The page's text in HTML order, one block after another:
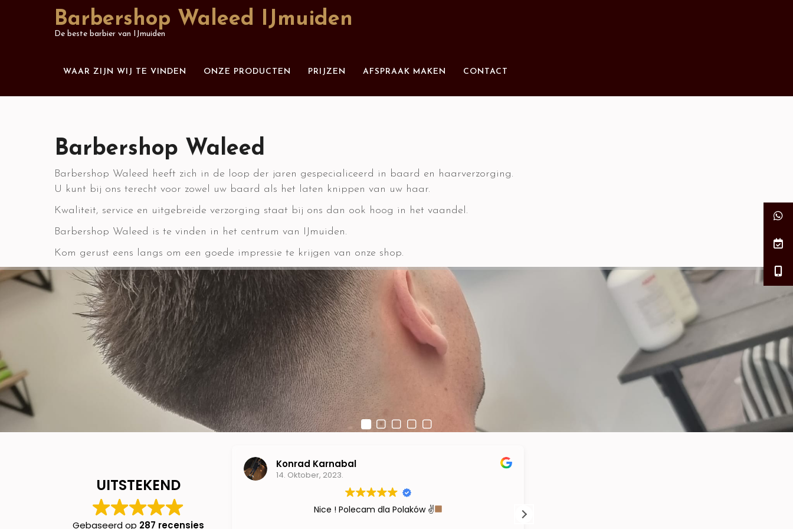
Barbershop Waleed IJmuiden
De beste barbier van IJmuiden
WAAR ZIJN WIJ TE VINDEN ONZE PRODUCTEN PRIJZEN AFSPRAAK MAKEN CONTACT
Barbershop Waleed
Barbershop Waleed heeft zich in de loop der jaren gespecialiceerd in baard en haarverzorging.
U kunt bij ons terecht voor zowel uw baard als het laten knippen van uw haar.
Kwaliteit, service en uitgebreide verzorging staat bij ons dan ook hoog in het vaandel.
Barbershop Waleed is te vinden in het centrum van IJmuiden.
Kom gerust eens langs om een goede impressie te krijgen van onze shop.
UITSTEKEND
Gebaseerd op 287 recensies
Konrad Karnabal
14. Oktober, 2023.
Nice ! Polecam dla Polaków ✌